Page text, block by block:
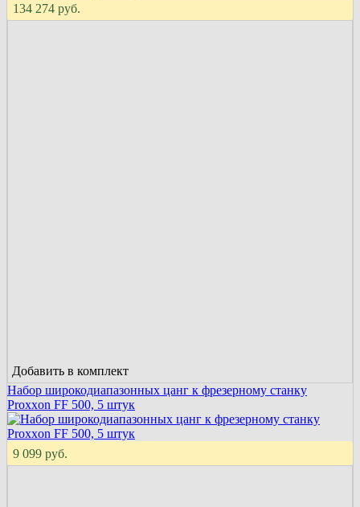
134 274 руб.
Добавить в комплект
Набор широкодиапазонных цанг к фрезерному станку
Proxxon FF 500, 5 штук
9 099 руб.